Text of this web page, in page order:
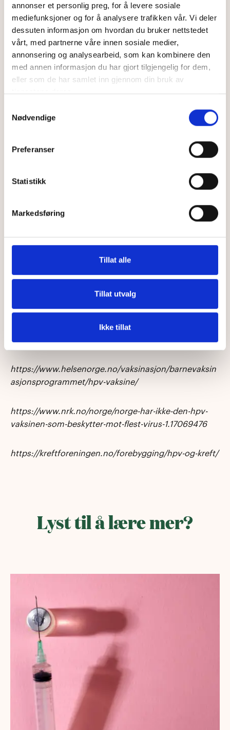
annonser et personlig preg, for å levere sosiale
mediefunksjoner og for å analysere trafikken vår. Vi deler
dessuten informasjon om hvordan du bruker nettstedet
vårt, med partnerne våre innen sosiale medier,
annonsering og analysearbeid, som kan kombinere den
med annen informasjon du har gjort tilgjengelig for dem,
eller som de har samlet inn gjennom din bruk av
tjenestene deres.
Nødvendige
Preferanser
Statistikk
Markedsføring
Tillat alle
Tillat utvalg
Ikke tillat
HPV
Her kan du gjennomføre en digital
legekonsultasjon for å få rask hjelp, råd
og resept på ønsket vaksine mot HPV-
infeksjon.
https://www.dagensmedisin.no/kan-bytte-av-hpv-
vaksine-i-vaksinasjons-programmet-utrydde-
livmorhalskreft-raskere/534125
https://www.helsenorge.no/vaksinasjon/barnevaksin
asjonsprogrammet/hpv-vaksine/
https://www.nrk.no/norge/norge-har-ikke-den-hpv-
vaksinen-som-beskytter-mot-flest-virus-1.17069476
https://kreftforeningen.no/forebygging/hpv-og-kreft/
Lyst til å lære mer?